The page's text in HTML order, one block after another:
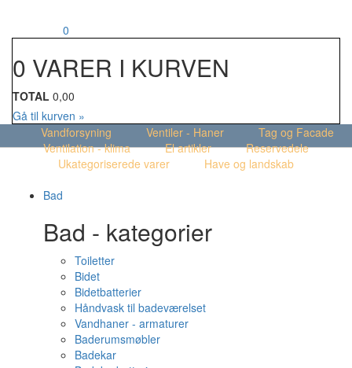
0
0 VARER I KURVEN
TOTAL 0,00
Gå til kurven »
Vandforsyning
Ventiler - Haner
Tag og Facade
Ventilation - klima
El artikler
Reservedele
Ukategoriserede varer
Have og landskab
Bad
Bad - kategorier
Toiletter
Bidet
Bidetbatterier
Håndvask til badeværelset
Vandhaner - armaturer
Baderumsmøbler
Badekar